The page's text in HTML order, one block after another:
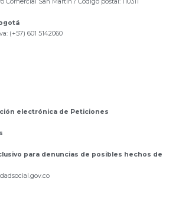
(+57) 601 5142060
electrónica de Peticiones
para denuncias de posibles hechos de